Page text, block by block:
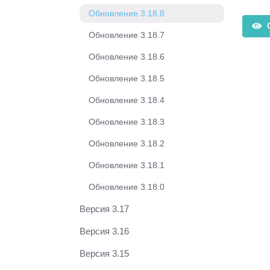
Обновление 3.18.8
Обновление 3.18.7
Обновление 3.18.6
Обновление 3.18.5
Обновление 3.18.4
Обновление 3.18.3
Обновление 3.18.2
Обновление 3.18.1
Обновление 3.18.0
Версия 3.17
Версия 3.16
Версия 3.15